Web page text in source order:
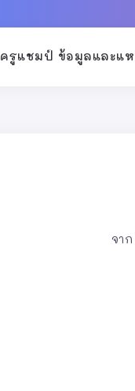
ครูแชมป์ ข้อมูลและแห
จา